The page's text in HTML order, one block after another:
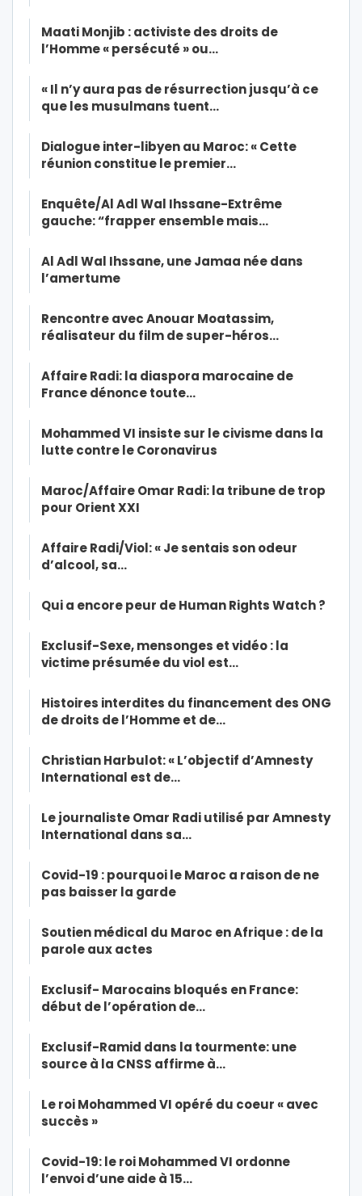
Maati Monjib : activiste des droits de
l’Homme « persécuté » ou…
« Il n’y aura pas de résurrection jusqu’à ce
que les musulmans tuent…
Dialogue inter-libyen au Maroc: « Cette
réunion constitue le premier…
Enquête/Al Adl Wal Ihssane-Extrême
gauche: “frapper ensemble mais…
Al Adl Wal Ihssane, une Jamaa née dans
l’amertume
Rencontre avec Anouar Moatassim,
réalisateur du film de super-héros…
Affaire Radi: la diaspora marocaine de
France dénonce toute…
Mohammed VI insiste sur le civisme dans la
lutte contre le Coronavirus
Maroc/Affaire Omar Radi: la tribune de trop
pour Orient XXI
Affaire Radi/Viol: « Je sentais son odeur
d’alcool, sa…
Qui a encore peur de Human Rights Watch ?
Exclusif-Sexe, mensonges et vidéo : la
victime présumée du viol est…
Histoires interdites du financement des ONG
de droits de l’Homme et de…
Christian Harbulot: « L’objectif d’Amnesty
International est de…
Le journaliste Omar Radi utilisé par Amnesty
International dans sa…
Covid-19 : pourquoi le Maroc a raison de ne
pas baisser la garde
Soutien médical du Maroc en Afrique : de la
parole aux actes
Exclusif- Marocains bloqués en France:
début de l’opération de…
Exclusif-Ramid dans la tourmente: une
source à la CNSS affirme à…
Le roi Mohammed VI opéré du coeur « avec
succès »
Covid-19: le roi Mohammed VI ordonne
l’envoi d’une aide à 15…